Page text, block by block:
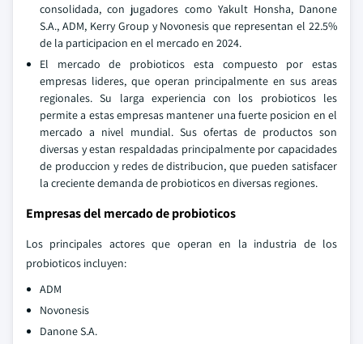
consolidada, con jugadores como Yakult Honsha, Danone
S.A., ADM, Kerry Group y Novonesis que representan el 22.5%
de la participacion en el mercado en 2024.
El mercado de probioticos esta compuesto por estas
empresas lideres, que operan principalmente en sus areas
regionales. Su larga experiencia con los probioticos les
permite a estas empresas mantener una fuerte posicion en el
mercado a nivel mundial. Sus ofertas de productos son
diversas y estan respaldadas principalmente por capacidades
de produccion y redes de distribucion, que pueden satisfacer
la creciente demanda de probioticos en diversas regiones.
Empresas del mercado de probioticos
Los principales actores que operan en la industria de los
probioticos incluyen:
ADM
Novonesis
Danone S.A.